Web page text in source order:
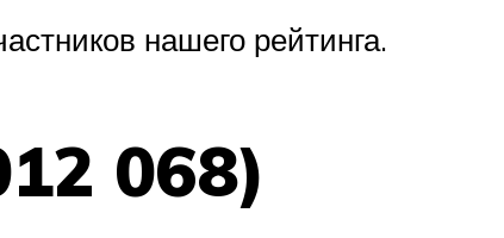
нашего рейтинга.
068)